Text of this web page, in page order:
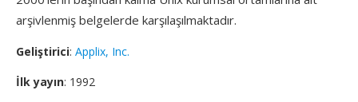
arşivlenmiş belgelerde karşılaşılmaktadır.
Geliştirici: Applix, Inc.
İlk yayın: 1992